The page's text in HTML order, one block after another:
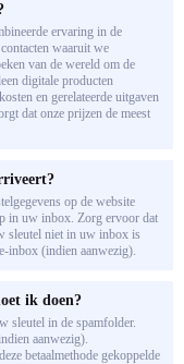
ervaring in de
waaruit we
van de wereld om de
digitale producten
en gerelateerde uitgaven
dat onze prijzen de meest
op de website
in uw inbox. Zorg ervoor dat
sleutel niet in uw inbox is
inbox (indien aanwezig).
ik doen?
sleutel in de spamfolder.
aanwezig).
betaalmethode gekoppelde